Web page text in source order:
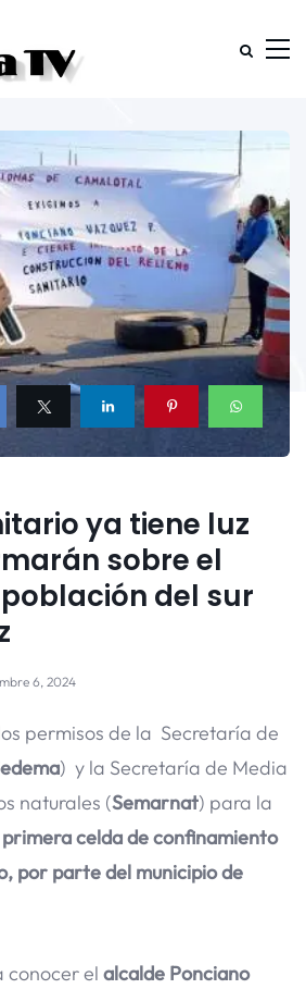
ya tiene luz
sobre el
del sur
6, 2024
permisos de la Secretaría de
) y la Secretaría de Media
naturales (Semarnat) para la
celda de confinamiento
por parte del municipio de
conocer el alcalde Ponciano